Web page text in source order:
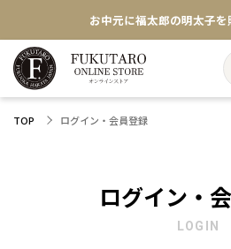
お中元に福太郎の明太子を
★めんべい25周年記念
【色々な味を試したい方へ】
TOP ログイン・会員登録
ログイン・
LOGIN